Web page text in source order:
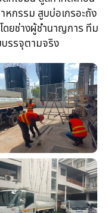
หกรรม​ สูบบ่อเกรอะถัง
ดยช่างผู้ชำนาญการ​ ทีม
รรจุ​ตามจริง